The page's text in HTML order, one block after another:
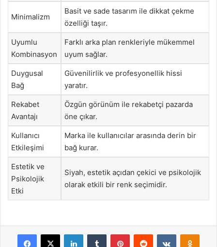
Minimalizm
Basit ve sade tasarım ile dikkat çekme
özelliği taşır.
Uyumlu
Kombinasyon
Farklı arka plan renkleriyle mükemmel
uyum sağlar.
Duygusal
Bağ
Güvenilirlik ve profesyonellik hissi
yaratır.
Rekabet
Avantajı
Özgün görünüm ile rekabetçi pazarda
öne çıkar.
Kullanıcı
Etkileşimi
Marka ile kullanıcılar arasında derin bir
bağ kurar.
Estetik ve
Psikolojik
Etki
Siyah, estetik açıdan çekici ve psikolojik
olarak etkili bir renk seçimidir.
Facebook
X LinkedInTumblr PinterestReddit VKontakte